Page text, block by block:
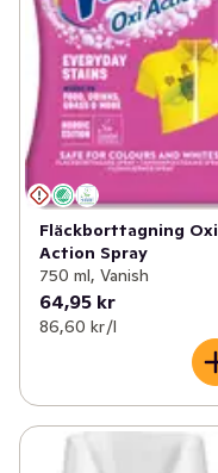
Fläckborttagning Oxi
Action Spray
750 ml, Vanish
64,95 kr
86,60 kr /l